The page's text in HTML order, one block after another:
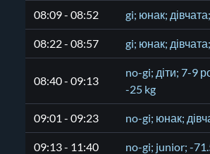
08:09 - 08:52 gi; юнак;
08:22 - 08:57 gi; юнак;
08:40 - 09:13
no-gi; діти; 7-9
-25 kg
09:01 - 09:23 no-gi; юнак;
09:13 - 11:40 no-gi; junior; -